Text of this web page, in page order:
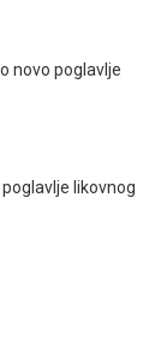
novo poglavlje
likovnog